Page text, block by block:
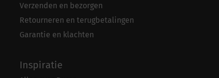
Verzenden en bezorgen
Retourneren en terugbetalingen
Garantie en klachten
Inspiratie